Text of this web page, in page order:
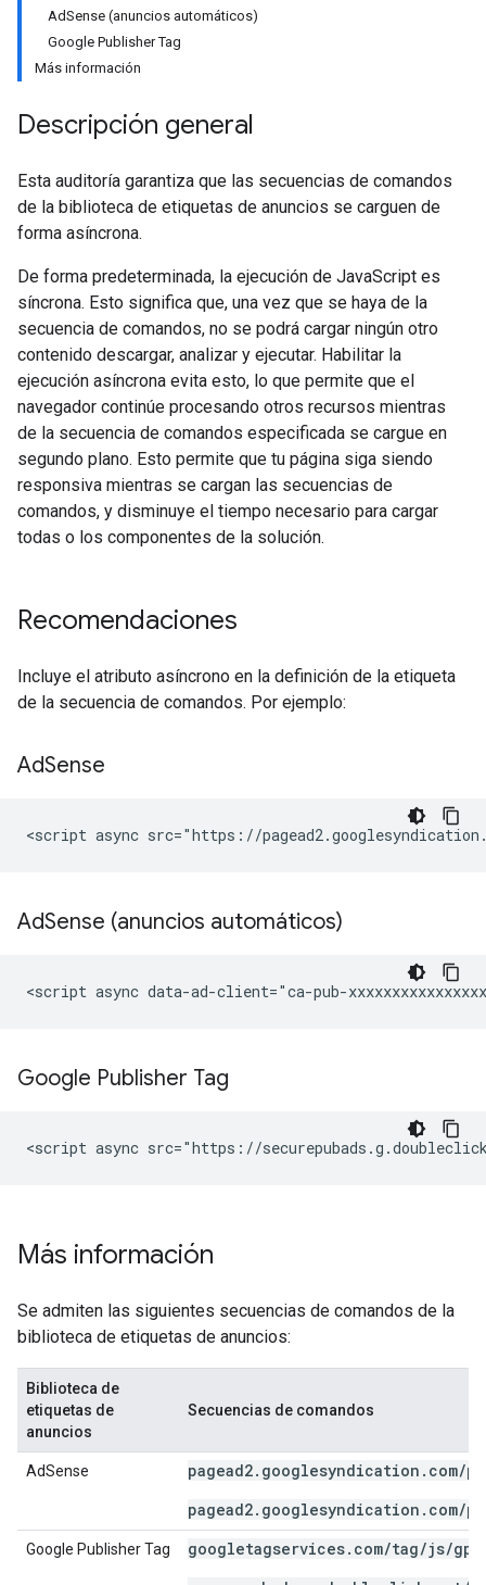
AdSense (anuncios automáticos)
Google Publisher Tag
Más información
Descripción general
Esta auditoría garantiza que las secuencias de comandos
de la biblioteca de etiquetas de anuncios se carguen de
forma asíncrona.
De forma predeterminada, la ejecución de JavaScript es
síncrona. Esto significa que, una vez que se haya de la
secuencia de comandos, no se podrá cargar ningún otro
contenido descargar, analizar y ejecutar. Habilitar la
ejecución asíncrona evita esto, lo que permite que el
navegador continúe procesando otros recursos mientras
de la secuencia de comandos especificada se cargue en
segundo plano. Esto permite que tu página siga siendo
responsiva mientras se cargan las secuencias de
comandos, y disminuye el tiempo necesario para cargar
todas o los componentes de la solución.
Recomendaciones
Incluye el atributo asíncrono en la definición de la etiqueta
de la secuencia de comandos. Por ejemplo:
AdSense
AdSense (anuncios automáticos)
Google Publisher Tag
Más información
Se admiten las siguientes secuencias de comandos de la
biblioteca de etiquetas de anuncios:
Biblioteca de
etiquetas de
anuncios
Secuencias de comandos
AdSense
pagead2.googlesyndication.com/
pagead2.googlesyndication.com/
Google Publisher Tag
googletagservices.com/tag/js/